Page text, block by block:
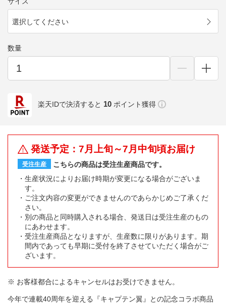
選択してください
数量
楽天IDで決済すると 10 ポイント獲得
発送予定：7月上旬～7月中旬頃お届け
受注生産
こちらの商品は受注生産商品です。
生産状況によりお届け時期が変更になる場合がございま
す。
ご注文内容の変更ができませんのであらかじめご了承くだ
さい。
別の商品と同時購入される場合、発送日は受注生産のもの
にあわせます。
受注生産商品となりますが、生産数に限りがあります。期
間内であっても早期に受付を終了させていただく場合がご
ざいます。
※ お客様都合によるキャンセルはお受けできません。
今年で連載40周年を迎える『キャプテン翼』との記念コラボ商品